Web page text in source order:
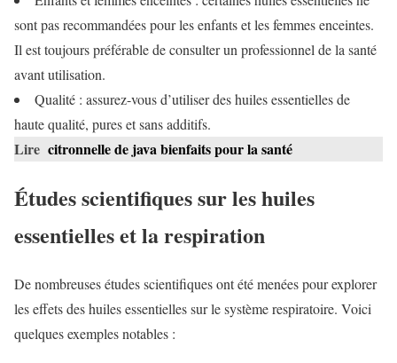
sont pas recommandées pour les enfants et les femmes enceintes.
Il est toujours préférable de consulter un professionnel de la santé
avant utilisation.
Qualité : assurez-vous d’utiliser des huiles essentielles de
haute qualité, pures et sans additifs.
Lire citronnelle de java bienfaits pour la santé
Études scientifiques sur les huiles
essentielles et la respiration
De nombreuses études scientifiques ont été menées pour explorer
les effets des huiles essentielles sur le système respiratoire. Voici
quelques exemples notables :